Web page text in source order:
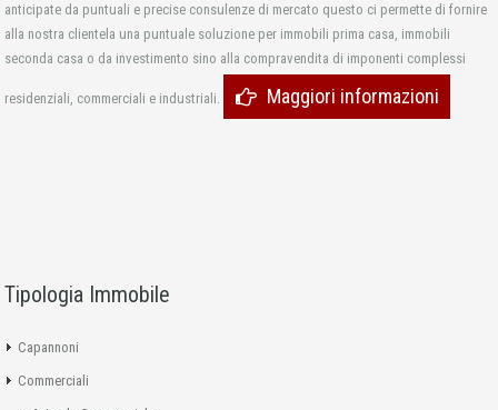
anticipate da puntuali e precise consulenze di mercato questo ci permette di fornire
alla nostra clientela una puntuale soluzione per immobili prima casa, immobili
seconda casa o da investimento sino alla compravendita di imponenti complessi
residenziali, commerciali e industriali. Maggiori informazioni
Tipologia Immobile
Capannoni
Commerciali